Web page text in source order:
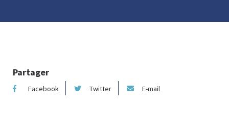
Partager
Facebook Twitter E-mail